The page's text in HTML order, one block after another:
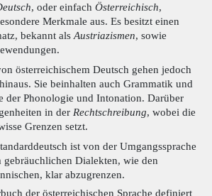
, oder einfach Österreichisch,
Merkmale aus. Es besitzt einen
bekannt als Austriazismen, sowie
österreichischem Deutsch gehen jedoch
Sie beinhalten auch Grammatik und
der Phonologie und Intonation. Darüber
in der Rechtschreibung, wobei die
Grenzen setzt.
ist von der Umgangssprache
gebräuchlichen Dialekten, wie den
klar abzugrenzen.
der österreichischen Sprache definiert